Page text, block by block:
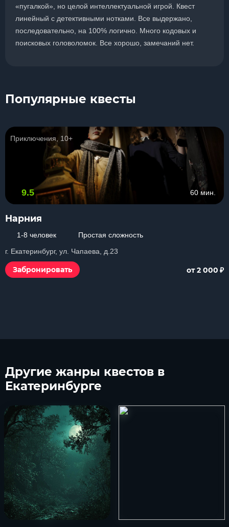
«пугалкой», но целой интеллектуальной игрой. Квест
линейный с детективными нотками. Все выдержано,
последовательно, на 100% логично. Много кодовых и
поисковых головоломок. Все хорошо, замечаний нет.
Популярные квесты
Приключения, 10+
9.5 60 мин.
Нарния
1-8 человек
Простая сложность
г. Екатеринбург, ул. Чапаева, д.23
Забронировать от 2 000 ₽
Другие жанры квестов в
Екатеринбурге